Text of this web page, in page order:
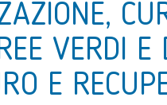
VERDI E
E